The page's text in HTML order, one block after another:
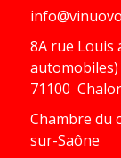
8A rue Louis
automobiles)
71100
Chambre du
sur-Saône